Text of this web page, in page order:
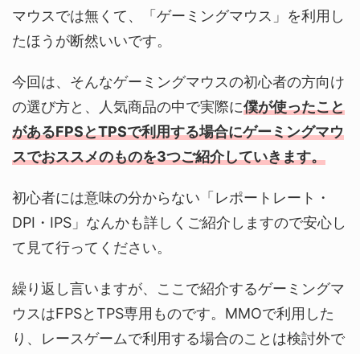
マウスでは無くて、「ゲーミングマウス」を利用し
たほうが断然いいです。
今回は、そんなゲーミングマウスの初心者の方向け
の選び方と、人気商品の中で実際に僕が使ったこと
があるFPSとTPSで利用する場合にゲーミングマウ
スでおススメのものを3つご紹介していきます。
初心者には意味の分からない「レポートレート・
DPI・IPS」なんかも詳しくご紹介しますので安心し
て見て行ってください。
繰り返し言いますが、ここで紹介するゲーミングマ
ウスはFPSとTPS専用ものです。MMOで利用した
り、レースゲームで利用する場合のことは検討外で